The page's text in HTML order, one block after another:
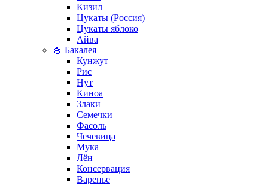
Кизил
Цукаты (Россия)
Цукаты яблоко
Айва
🍚 Бакалея
Кунжут
Рис
Нут
Киноа
Злаки
Семечки
Фасоль
Чечевица
Мука
Лён
Консервация
Варенье